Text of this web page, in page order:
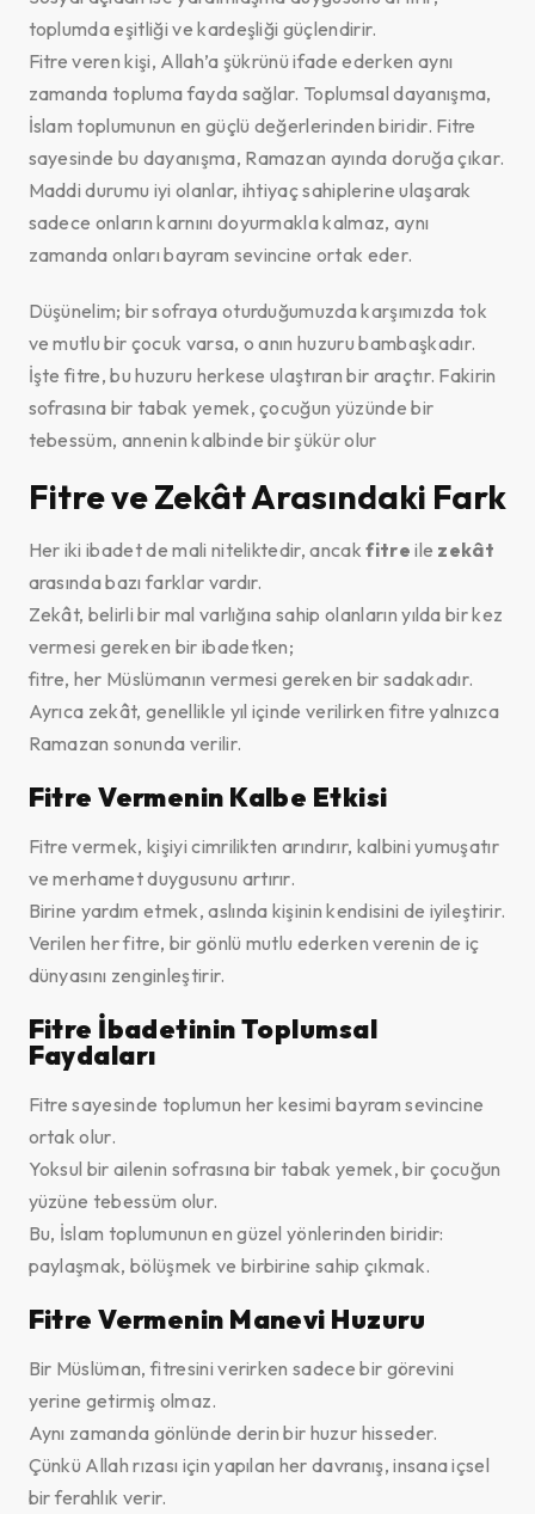
toplumda eşitliği ve kardeşliği güçlendirir.
Fitre veren kişi, Allah’a şükrünü ifade ederken aynı
zamanda topluma fayda sağlar. Toplumsal dayanışma,
İslam toplumunun en güçlü değerlerinden biridir. Fitre
sayesinde bu dayanışma, Ramazan ayında doruğa çıkar.
Maddi durumu iyi olanlar, ihtiyaç sahiplerine ulaşarak
sadece onların karnını doyurmakla kalmaz, aynı
zamanda onları bayram sevincine ortak eder.
Düşünelim; bir sofraya oturduğumuzda karşımızda tok
ve mutlu bir çocuk varsa, o anın huzuru bambaşkadır.
İşte fitre, bu huzuru herkese ulaştıran bir araçtır. Fakirin
sofrasına bir tabak yemek, çocuğun yüzünde bir
tebessüm, annenin kalbinde bir şükür olur
Fitre ve Zekât Arasındaki Fark
Her iki ibadet de mali niteliktedir, ancakfitre ile zekât
arasında bazı farklar vardır.
Zekât, belirli bir mal varlığına sahip olanların yılda bir kez
vermesi gereken bir ibadetken;
fitre, her Müslümanın vermesi gereken bir sadakadır.
Ayrıca zekât, genellikle yıl içinde verilirken fitre yalnızca
Ramazan sonunda verilir.
Fitre Vermenin Kalbe Etkisi
Fitre vermek, kişiyi cimrilikten arındırır, kalbini yumuşatır
ve merhamet duygusunu artırır.
Birine yardım etmek, aslında kişinin kendisini de iyileştirir.
Verilen her fitre, bir gönlü mutlu ederken verenin de iç
dünyasını zenginleştirir.
Fitre İbadetinin Toplumsal
Faydaları
Fitre sayesinde toplumun her kesimi bayram sevincine
ortak olur.
Yoksul bir ailenin sofrasına bir tabak yemek, bir çocuğun
yüzüne tebessüm olur.
Bu, İslam toplumunun en güzel yönlerinden biridir:
paylaşmak, bölüşmek ve birbirine sahip çıkmak.
Fitre Vermenin Manevi Huzuru
Bir Müslüman, fitresini verirken sadece bir görevini
yerine getirmiş olmaz.
Aynı zamanda gönlünde derin bir huzur hisseder.
Çünkü Allah rızası için yapılan her davranış, insana içsel
bir ferahlık verir.